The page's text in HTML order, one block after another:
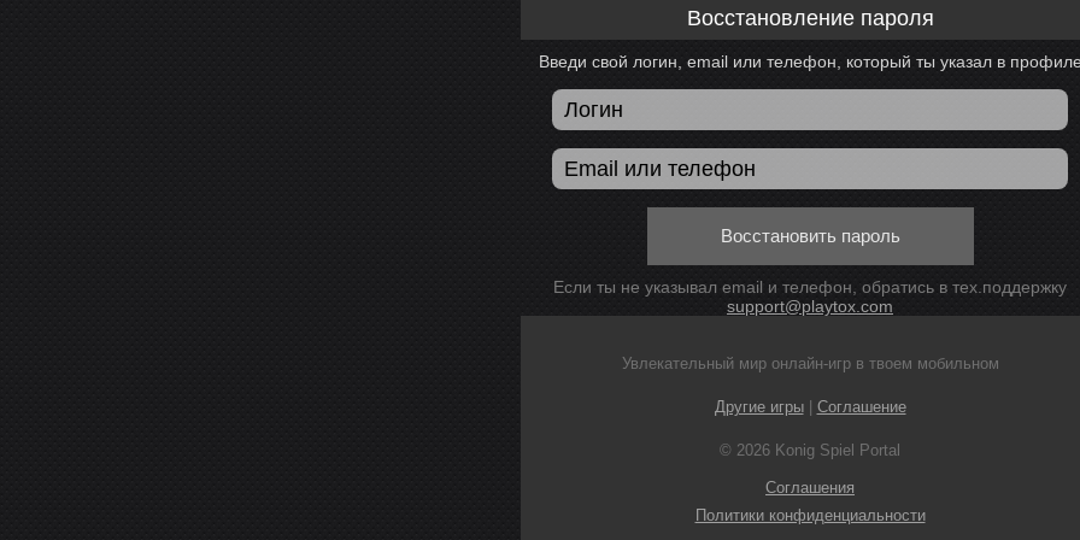
Восстановление пароля
Введи свой логин, email или телефон, который ты указал в
Восстановить пароль
Если ты не указывал email и телефон, обратись в тех.поддержку
support@playtox.com
Увлекательный мир онлайн-игр в твоем мобильном
Другие игры| Соглашение
© 2026 Konig Spiel Portal
Соглашения
Политики конфиденциальности